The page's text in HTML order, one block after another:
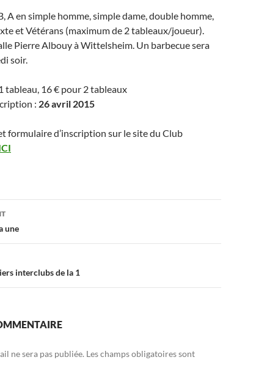
A en simple homme, simple dame, double homme,
et Vétérans (maximum de 2 tableaux/joueur).
Pierre Albouy à Wittelsheim. Un barbecue sera
soir.
tableau, 16 € pour 2 tableaux
: 26 avril 2015
formulaire d’inscription sur le site du Club
une
interclubs de la 1
ne sera pas publiée. Les champs obligatoires sont